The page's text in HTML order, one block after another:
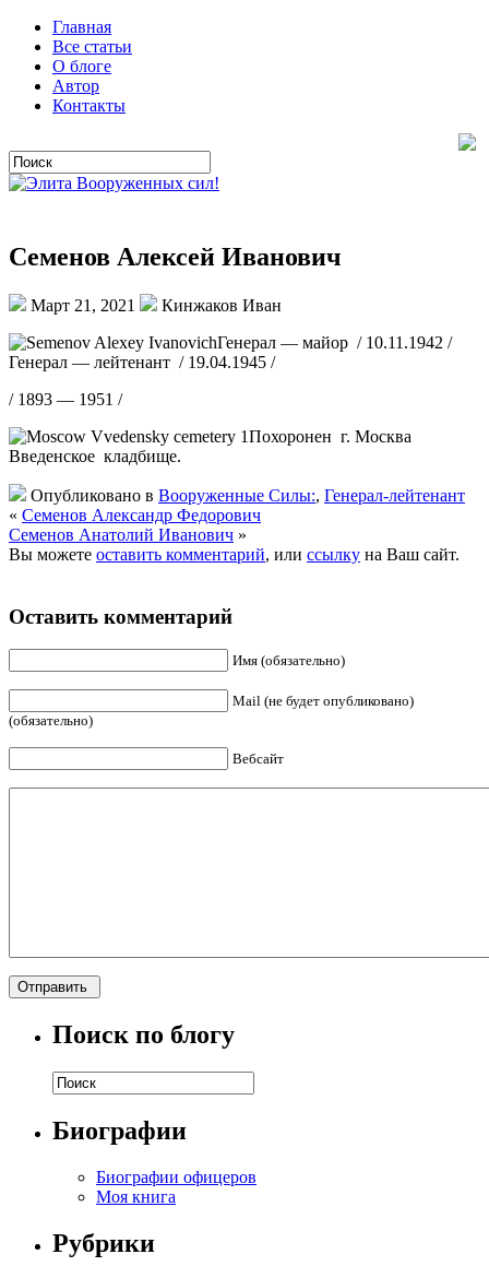
Главная
Все статьи
О блоге
Автор
Контакты
Семенов Алексей Иванович
Март 21, 2021
Кинжаков Иван
Генерал — майор / 10.11.1942 /
Генерал — лейтенант / 19.04.1945 /
/ 1893 — 1951 /
Похоронен г. Москва
Введенское кладбище.
Опубликовано в Вооруженные Силы:, Генерал-лейтенант
« Семенов Александр Федорович
Семенов Анатолий Иванович »
Вы можете оставить комментарий, или ссылку на Ваш сайт.
Оставить комментарий
Имя (обязательно)
Mail (не будет опубликовано)
(обязательно)
Вебсайт
Поиск по блогу
Биографии
Биографии офицеров
Моя книга
Рубрики